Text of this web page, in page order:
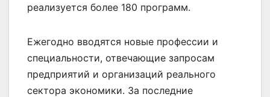
реализуется более 180 программ.
Ежегодно вводятся новые профессии и
специальности, отвечающие запросам
предприятий и организаций реального
сектора экономики. За последние